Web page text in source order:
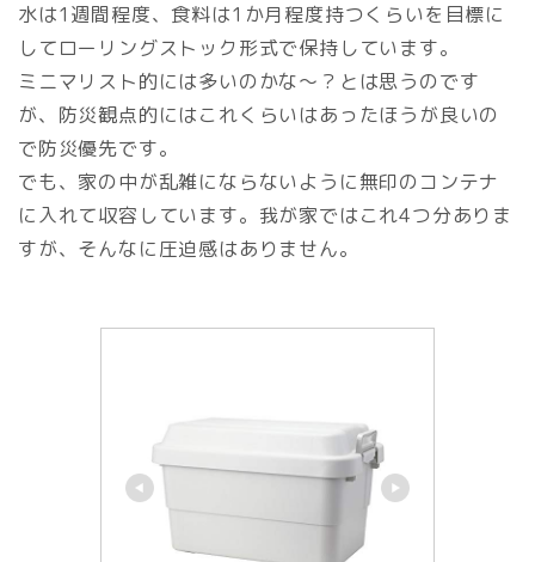
水は1週間程度、食料は1か月程度持つくらいを目標に
してローリングストック形式で保持しています。
ミニマリスト的には多いのかな～？とは思うのです
が、防災観点的にはこれくらいはあったほうが良いの
で防災優先です。
でも、家の中が乱雑にならないように無印のコンテナ
に入れて収容しています。我が家ではこれ4つ分ありま
すが、そんなに圧迫感はありません。